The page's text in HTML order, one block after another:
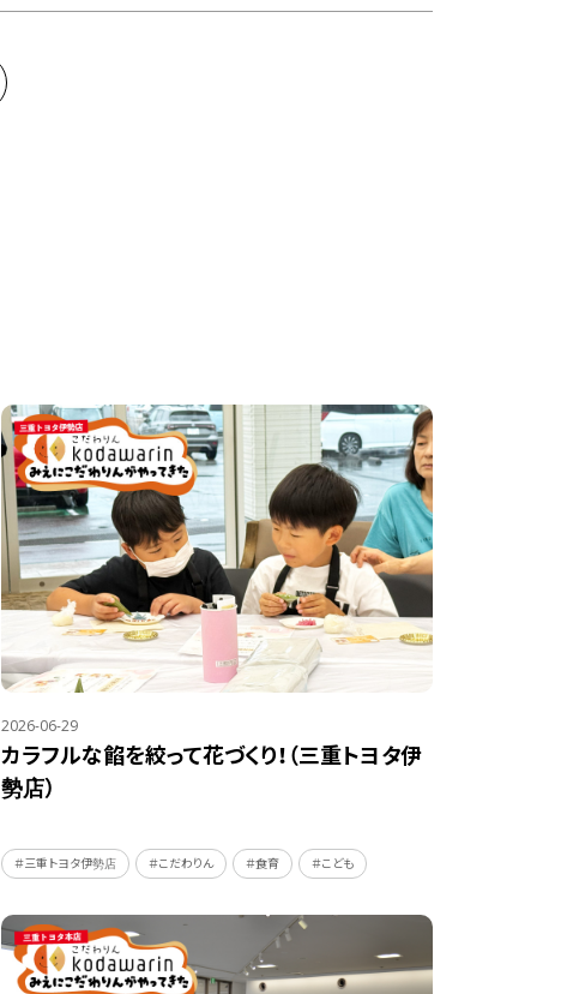
2026-06-29
カラフルな餡を絞って花づくり！（三重トヨタ伊
勢店）
＃三重トヨタ伊勢店 ＃こだわりん ＃食育 ＃こども